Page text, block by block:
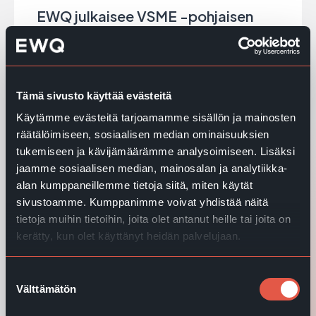
Tämä sivusto käyttää evästeitä
Käytämme evästeitä tarjoamamme sisällön ja mainosten
räätälöimiseen, sosiaalisen median ominaisuuksien
tukemiseen ja kävijämäärämme analysoimiseen. Lisäksi
jaamme sosiaalisen median, mainosalan ja analytiikka-
alan kumppaneillemme tietoja siitä, miten käytät
sivustoamme. Kumppanimme voivat yhdistää näitä
tietoja muihin tietoihin, joita olet antanut heille tai joita on
kerätty, kun olet käyttänyt heidän palvelujaan.
valinta
Välttämätön
EWQ julkaisee VSME -pohjaisen
vastuullisuusraportin vuodelta
2025
esittelee keskeiset ESG-toimet, kehityksen ja
Lue lisää
Lämmin toukokuinen ilta toi ihmiset
yhteen EWQ:n 30-vuotisjuhlissa